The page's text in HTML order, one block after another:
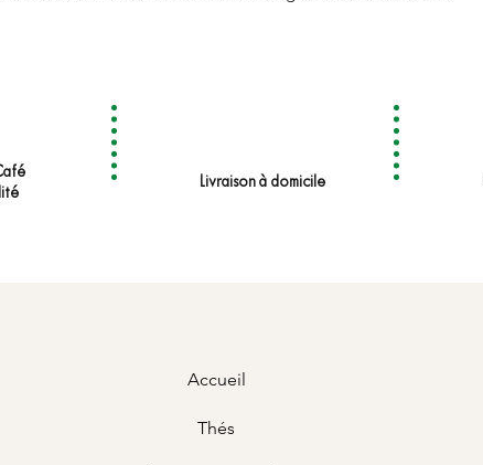
Livraison à domicile
Accueil
Thés